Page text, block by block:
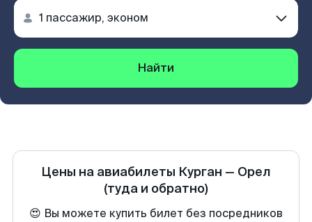
Найти
Цены на авиабилеты Курган — Орел
(туда и обратно)
😍 Вы можете купить билет без посредников